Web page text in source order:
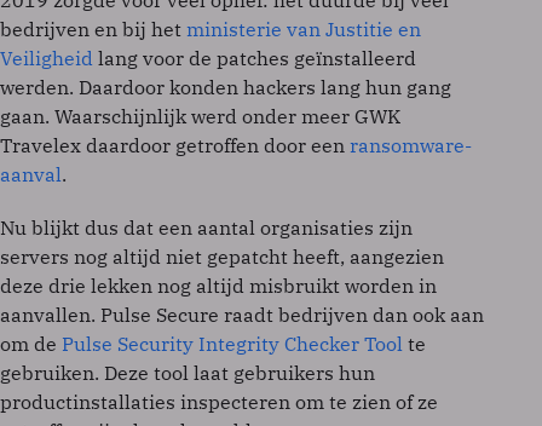
bedrijven en bij het ministerie van Justitie en
Veiligheid lang voor de patches geïnstalleerd
werden. Daardoor konden hackers lang hun gang
gaan. Waarschijnlijk werd onder meer GWK
Travelex daardoor getroffen door een ransomware-
aanval.
Nu blijkt dus dat een aantal organisaties zijn
servers nog altijd niet gepatcht heeft, aangezien
deze drie lekken nog altijd misbruikt worden in
aanvallen. Pulse Secure raadt bedrijven dan ook aan
om de Pulse Security Integrity Checker Tool te
gebruiken. Deze tool laat gebruikers hun
productinstallaties inspecteren om te zien of ze